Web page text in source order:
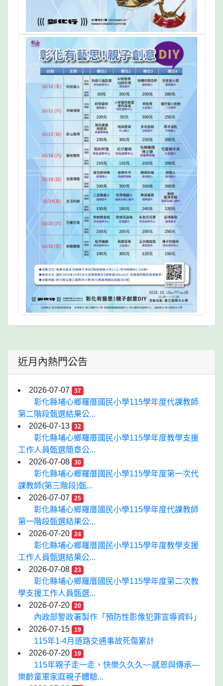
近月內熱門公告
2026-07-07 37
彰化縣埔心鄉羅厝國民小學115學年度代課教師
第二階段甄選結果公...
2026-07-13
32
彰化縣埔心鄉羅厝國民小學115學年度教學支援
工作人員甄選簡章公...
2026-07-08
30
彰化縣埔心鄉羅厝國民小學115學年度第一次代
課教師(第三階段)甄...
2026-07-07
25
彰化縣埔心鄉羅厝國民小學115學年度代課教師
第一階段甄選結果公...
2026-07-20
24
彰化縣埔心鄉羅厝國民小學115學年度教學支援
工作人員甄選結果公...
2026-07-08
23
彰化縣埔心鄉羅厝國民小學115學年度第二次教
學支援工作人員甄選...
2026-07-20
20
內政部警政署製作「預防性影像犯罪宣導資料」
2026-07-15
19
115年1-4月道路交通事故死傷累計
2026-07-20
19
115年親子走一走，快樂久久久~~感恩與傳承—
樂齡童軍家庭親子體驗...